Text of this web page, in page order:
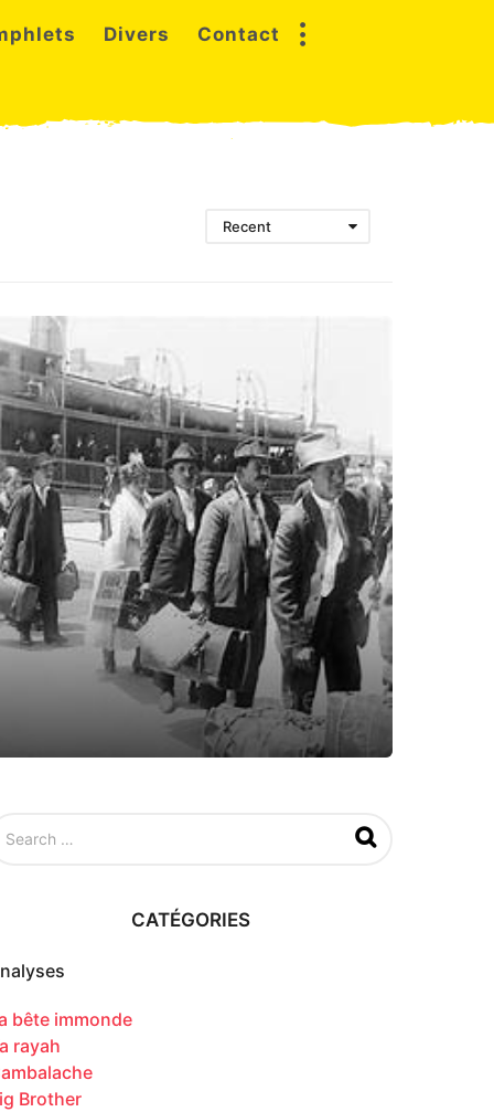
Divers Contact
Recent
CATÉGORIES
bête immonde
rayah
Brother